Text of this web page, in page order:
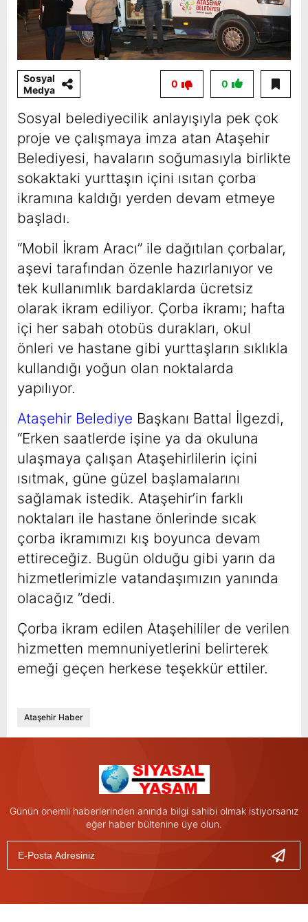
Sosyal
Medya
0
0
Sosyal belediyecilik anlayışıyla pek çok
proje ve çalışmaya imza atan Ataşehir
Belediyesi, havaların soğumasıyla birlikte
sokaktaki yurttaşın içini ısıtan çorba
ikramına kaldığı yerden devam etmeye
başladı.
“Mobil İkram Aracı” ile dağıtılan çorbalar,
aşevi tarafından özenle hazırlanıyor ve
tek kullanımlık bardaklarda ücretsiz
olarak ikram ediliyor. Çorba ikramı; hafta
içi her sabah otobüs durakları, okul
önleri ve hastane gibi yurttaşların sıklıkla
kullandığı yoğun olan noktalarda
yapılıyor.
Ataşehir Belediye Başkanı Battal İlgezdi,
“Erken saatlerde işine ya da okuluna
ulaşmaya çalışan Ataşehirlilerin içini
ısıtmak, güne güzel başlamalarını
sağlamak istedik. Ataşehir’in farklı
noktaları ile hastane önlerinde sıcak
çorba ikramımızı kış boyunca devam
ettireceğiz. Bugün olduğu gibi yarın da
hizmetlerimizle vatandaşımızın yanında
olacağız ”dedi.
Çorba ikram edilen Ataşehililer de verilen
hizmetten memnuniyetlerini belirterek
emeği geçen herkese teşekkür ettiler.
Ataşehir Haber
Günün önemli haberlerinden anında bilgi sahibi olmak istiyorsanız
eğer haber bültenine üye olun.